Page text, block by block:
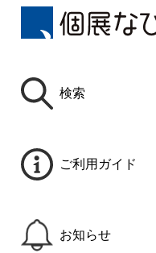
検索
ご利用ガイド
お知らせ